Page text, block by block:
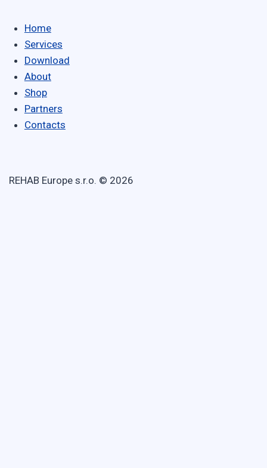
Home
Services
Download
About
Shop
Partners
Contacts
REHAB Europe s.r.o. © 2026